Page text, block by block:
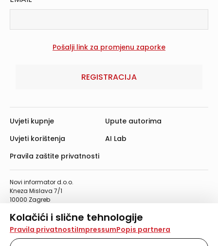
Kolačići i slične tehnologije
Na našoj web stranici koristimo kolačiće i slične
tehnologije za pohranu, čitanje i obradu informacija na
Pravila privatnostiImpressumPopis partnera
REGISTRACIJA
Novi informator d.o.o.
Kneza Mislava 7/1
10000 Zagreb
Telefaks: 01/4612-553
info@informator.hr
Uvjeti kupnje
Uvjeti korištenja
Pravila zaštite privatnosti
Upute autorima
AI Lab